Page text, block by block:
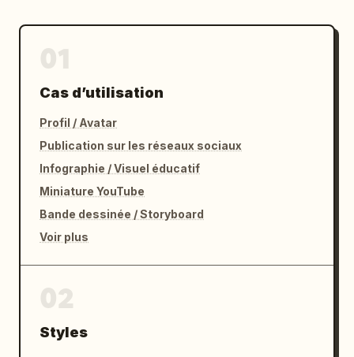
Cas d’utilisation
Profil / Avatar
Publication sur les réseaux sociaux
Infographie / Visuel éducatif
Miniature YouTube
Bande dessinée / Storyboard
Voir plus
Styles